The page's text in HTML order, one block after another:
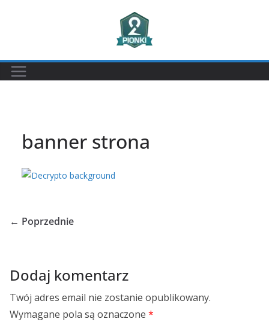
banner strona
← Poprzednie
Dodaj komentarz
Twój adres email nie zostanie opublikowany.
Wymagane pola są oznaczone *